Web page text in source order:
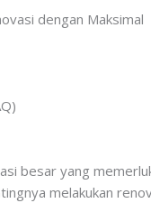
dengan Maksimal
besar yang
melakukan